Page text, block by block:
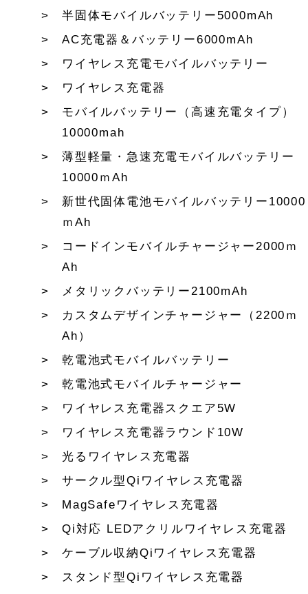
半固体モバイルバッテリー5000mAh
AC充電器＆バッテリー6000mAh
ワイヤレス充電モバイルバッテリー
ワイヤレス充電器
モバイルバッテリー（高速充電タイプ）
10000mah
薄型軽量・急速充電モバイルバッテリー
10000ｍAh
新世代固体電池モバイルバッテリー10000
ｍAh
コードインモバイルチャージャー2000ｍ
Ah
メタリックバッテリー2100mAh
カスタムデザインチャージャー（2200ｍ
Ah）
乾電池式モバイルバッテリー
乾電池式モバイルチャージャー
ワイヤレス充電器スクエア5W
ワイヤレス充電器ラウンド10W
光るワイヤレス充電器
サークル型Qiワイヤレス充電器
MagSafeワイヤレス充電器
Qi対応 LEDアクリルワイヤレス充電器
ケーブル収納Qiワイヤレス充電器
スタンド型Qiワイヤレス充電器